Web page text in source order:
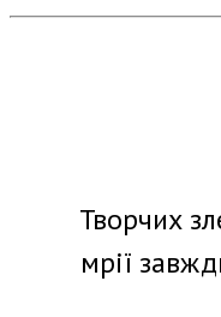
Творчих
мрії